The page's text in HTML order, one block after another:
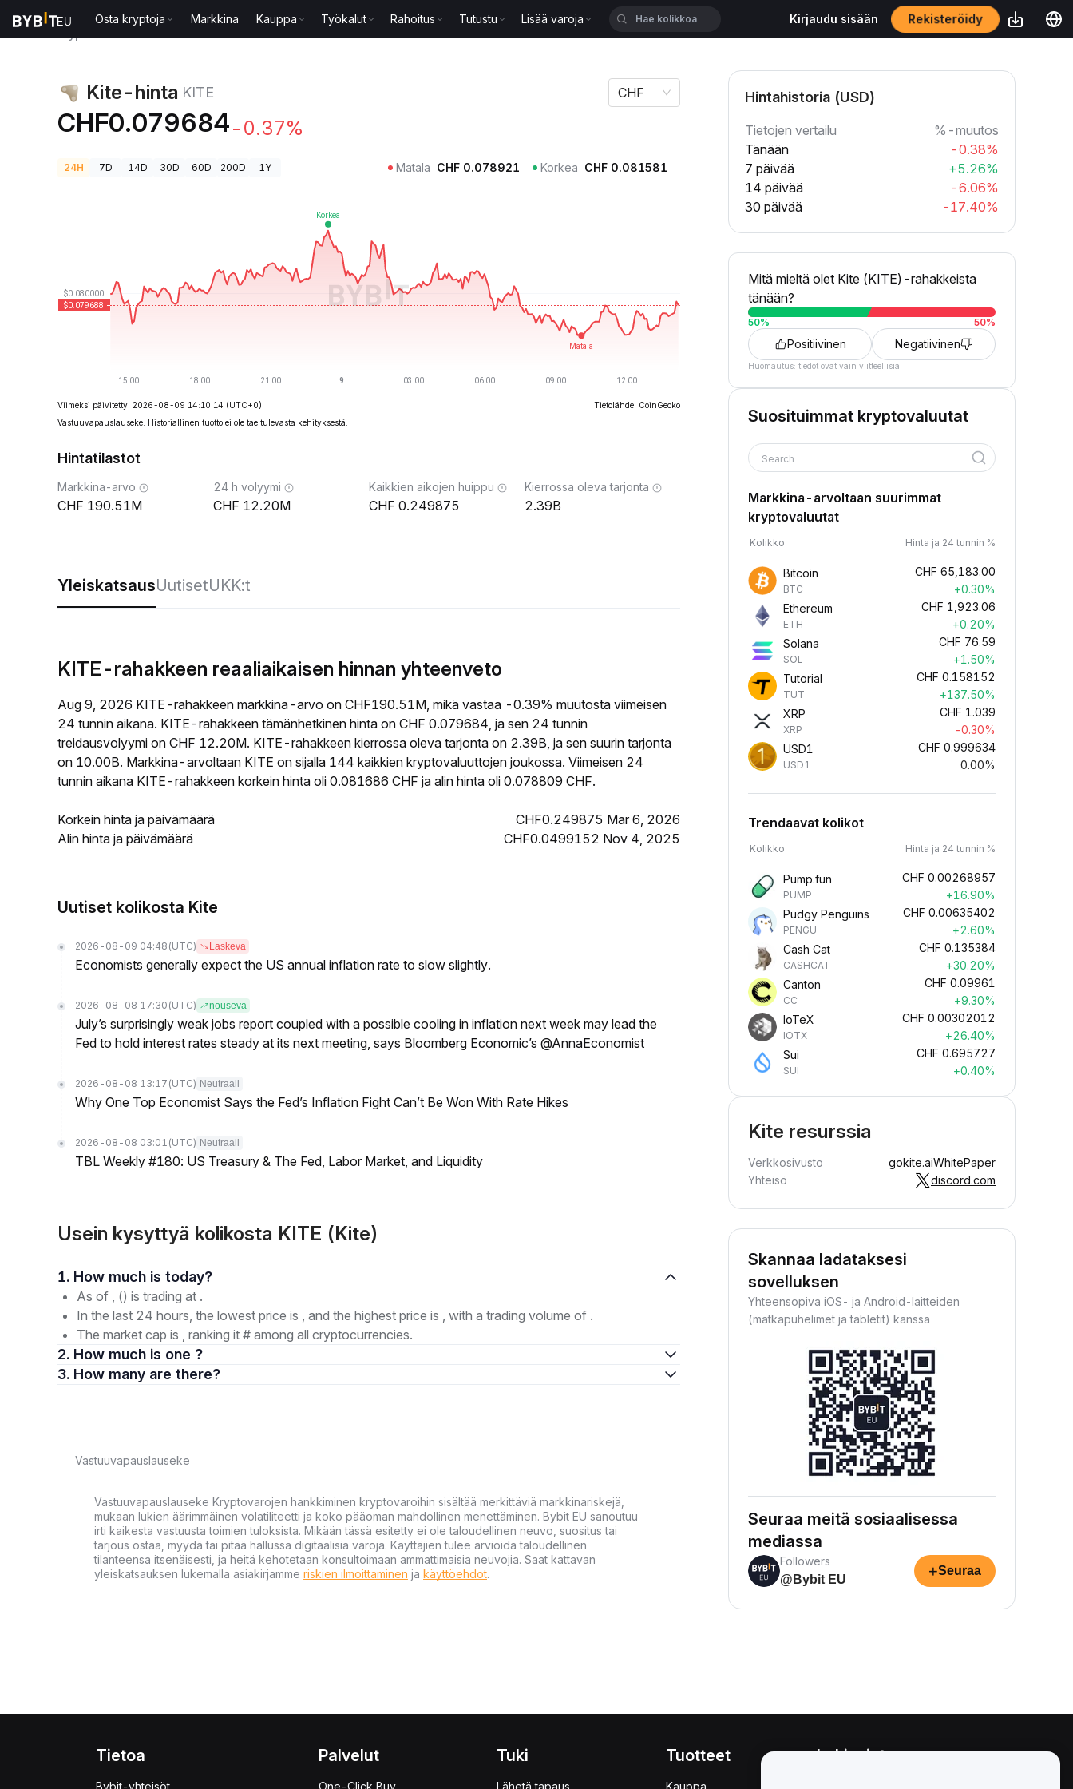
Osta kryptoja Markkina Kauppa Työkalut Rahoitus Tutustu Lisää varoja Kirjaudu sisään Rekisteröidy
Kite-hinta KITE
CHF0.079684-0.37%
CHF
24H 7D 14D 30D 60D 200D 1Y Matala CHF 0.078921 Korkea CHF 0.081581
Viimeksi päivitetty: 2026-08-09 14:10:14 (UTC+0)
Tietolähde: CoinGecko
Vastuuvapauslauseke: Historiallinen tuotto ei ole tae tulevasta kehityksestä.
Hintatilastot
Markkina-arvo
190.51M
24 h volyymi
12.20M
Kaikkien aikojen huippu
0.249875
Kierrossa oleva tarjonta
2.39B
YleiskatsausUutisetUKK:t
KITE-rahakkeen reaaliaikaisen hinnan yhteenveto
Aug 9, 2026 KITE-rahakkeen markkina-arvo on CHF190.51M, mikä vastaa -0.39% muutosta viimeisen
24 tunnin aikana. KITE-rahakkeen tämänhetkinen hinta on CHF 0.079684, ja sen 24 tunnin
treidausvolyymi on CHF 12.20M. KITE-rahakkeen kierrossa oleva tarjonta on 2.39B, ja sen suurin tarjonta
on 10.00B. Markkina-arvoltaan KITE on sijalla 144 kaikkien kryptovaluuttojen joukossa. Viimeisen 24
tunnin aikana KITE-rahakkeen korkein hinta oli 0.081686 CHF ja alin hinta oli 0.078809 CHF.
Korkein hinta ja päivämäärä
CHF0.249875 Mar 6, 2026
Alin hinta ja päivämäärä
CHF0.0499152 Nov 4, 2025
Uutiset kolikosta Kite
2026-08-09 04:48 (UTC) Laskeva
Economists generally expect the US annual inflation rate to slow slightly.
2026-08-08 17:30 (UTC) nouseva
July’s surprisingly weak jobs report coupled with a possible cooling in inflation next week may lead the
Fed to hold interest rates steady at its next meeting, says Bloomberg Economic’s @AnnaEconomist
2026-08-08 13:17 (UTC) Neutraali
Why One Top Economist Says the Fed’s Inflation Fight Can’t Be Won With Rate Hikes
2026-08-08 03:01 (UTC) Neutraali
TBL Weekly #180: US Treasury & The Fed, Labor Market, and Liquidity
Usein kysyttyä kolikosta KITE (Kite)
1. How much is today?
As of , () is trading at .
In the last 24 hours, the lowest price is , and the highest price is , with a trading volume of .
The market cap is , ranking it # among all cryptocurrencies.
2. How much is one ?
3. How many are there?
Vastuuvapauslauseke
Vastuuvapauslauseke Kryptovarojen hankkiminen kryptovaroihin sisältää merkittäviä markkinariskejä,
mukaan lukien äärimmäinen volatiliteetti ja koko pääoman mahdollinen menettäminen. Bybit EU sanoutuu
irti kaikesta vastuusta toimien tuloksista. Mikään tässä esitetty ei ole taloudellinen neuvo, suositus tai
tarjous ostaa, myydä tai pitää hallussa digitaalisia varoja. Käyttäjien tulee arvioida taloudellinen
tilanteensa itsenäisesti, ja heitä kehotetaan konsultoimaan ammattimaisia neuvojia. Saat kattavan
yleiskatsauksen lukemalla asiakirjamme riskien ilmoittaminen ja käyttöehdot.
Hintahistoria (USD)
Tietojen vertailu
%-muutos
Tänään
-0.38%
7 päivää
+5.26%
14 päivää
-6.06%
30 päivää
-17.40%
Mitä mieltä olet Kite (KITE)-rahakkeista
tänään?
50% 50%
Positiivinen Negatiivinen
Huomautus: tiedot ovat vain viitteellisiä.
Suosituimmat kryptovaluutat
Search
Markkina-arvoltaan suurimmat
kryptovaluutat
Kolikko Hinta ja 24 tunnin %
Bitcoin
BTC
CHF 65,183.00
+0.30%
Ethereum
ETH
CHF 1,923.06
+0.20%
Solana
SOL
CHF 76.59
+1.50%
Tutorial
TUT
CHF 0.158152
+137.50%
XRP
XRP
CHF 1.039
-0.30%
USD1
USD1
CHF 0.999634
0.00%
Trendaavat kolikot
Kolikko Hinta ja 24 tunnin %
Pump.fun
PUMP
CHF 0.00268957
+16.90%
Pudgy Penguins
PENGU
CHF 0.00635402
+2.60%
Cash Cat
CASHCAT
CHF 0.135384
+30.20%
Canton
CC
CHF 0.09961
+9.30%
IoTeX
IOTX
CHF 0.00302012
+26.40%
Sui
SUI
CHF 0.695727
+0.40%
Kite resurssia
Verkkosivusto gokite.aiWhitePaper
Yhteisö
discord.com
Skannaa ladataksesi
sovelluksen
Yhteensopiva iOS- ja Android-laitteiden
(matkapuhelimet ja tabletit) kanssa
Seuraa meitä sosiaalisessa
mediassa
Followers
@Bybit EU
+Seuraa
Tietoa
Bybit-yhteisöt
Palvelut
One-Click Buy
Tuki
Lähetä tapaus
Tuotteet
Kauppa
Lakiasiat